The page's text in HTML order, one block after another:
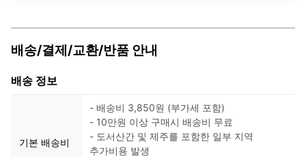
배송/결제/교환/반품 안내
배송 정보
기본 배송비
- 배송비 3,850원 (부가세 포함)
- 10만원 이상 구매시 배송비 무료
- 도서산간 및 제주를 포함한 일부 지역
추가비용 발생